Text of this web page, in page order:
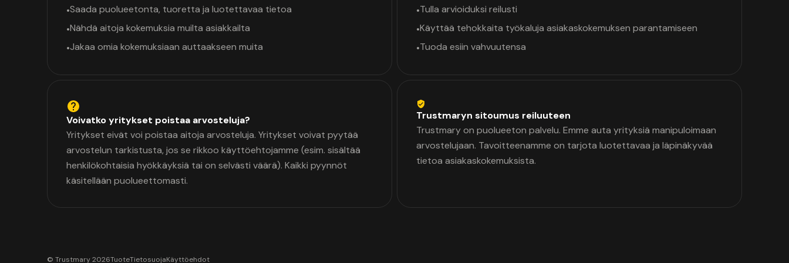
•Saada puolueetonta, tuoretta ja luotettavaa tietoa
•Nähdä aitoja kokemuksia muilta asiakkailta
•Jakaa omia kokemuksiaan auttaakseen muita
•Tulla arvioiduksi reilusti
•Käyttää tehokkaita työkaluja asiakaskokemuksen parantamiseen
•Tuoda esiin vahvuutensa
Voivatko yritykset poistaa arvosteluja?
Yritykset eivät voi poistaa aitoja arvosteluja. Yritykset voivat pyytää
arvostelun tarkistusta, jos se rikkoo käyttöehtojamme (esim. sisältää
henkilökohtaisia hyökkäyksiä tai on selvästi väärä). Kaikki pyynnöt
käsitellään puolueettomasti.
Trustmaryn sitoumus reiluuteen
Trustmary on puolueeton palvelu. Emme auta yrityksiä manipuloimaan
arvostelujaan. Tavoitteenamme on tarjota luotettavaa ja läpinäkyvää
tietoa asiakaskokemuksista.
© Trustmary 2026TuoteTietosuojaKäyttöehdot